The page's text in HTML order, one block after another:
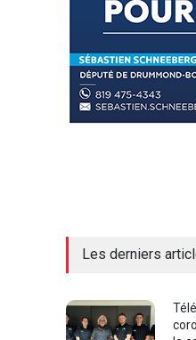
Les derniers